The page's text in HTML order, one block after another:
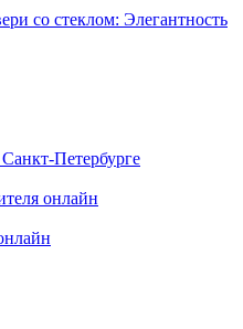
со стеклом: Элегантность
Петербурге
онлайн